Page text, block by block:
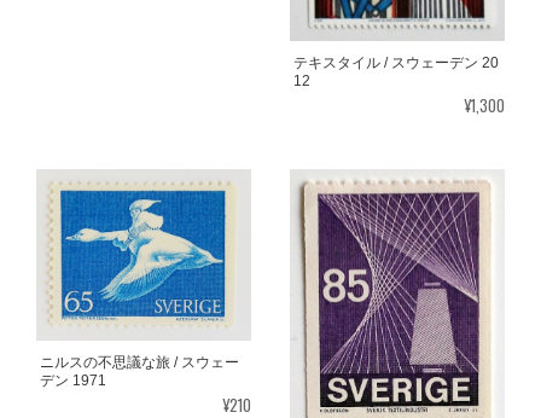
テキスタイル / スウェーデン 20
12
¥1,300
ニルスの不思議な旅 / スウェー
デン 1971
¥210